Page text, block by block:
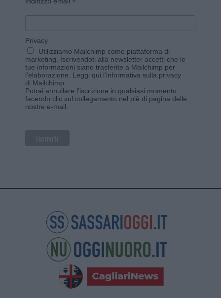
Privacy
Utilizziamo Mailchimp come piattaforma di
marketing. Iscrivendoti alla newsletter accetti che le
tue informazioni siano trasferite a Mailchimp per
l'elaborazione. Leggi qui l'informativa sulla privacy
di Mailchimp
Potrai annullare l'iscrizione in qualsiasi momento
facendo clic sul collegamento nel piè di pagina delle
nostre e-mail.